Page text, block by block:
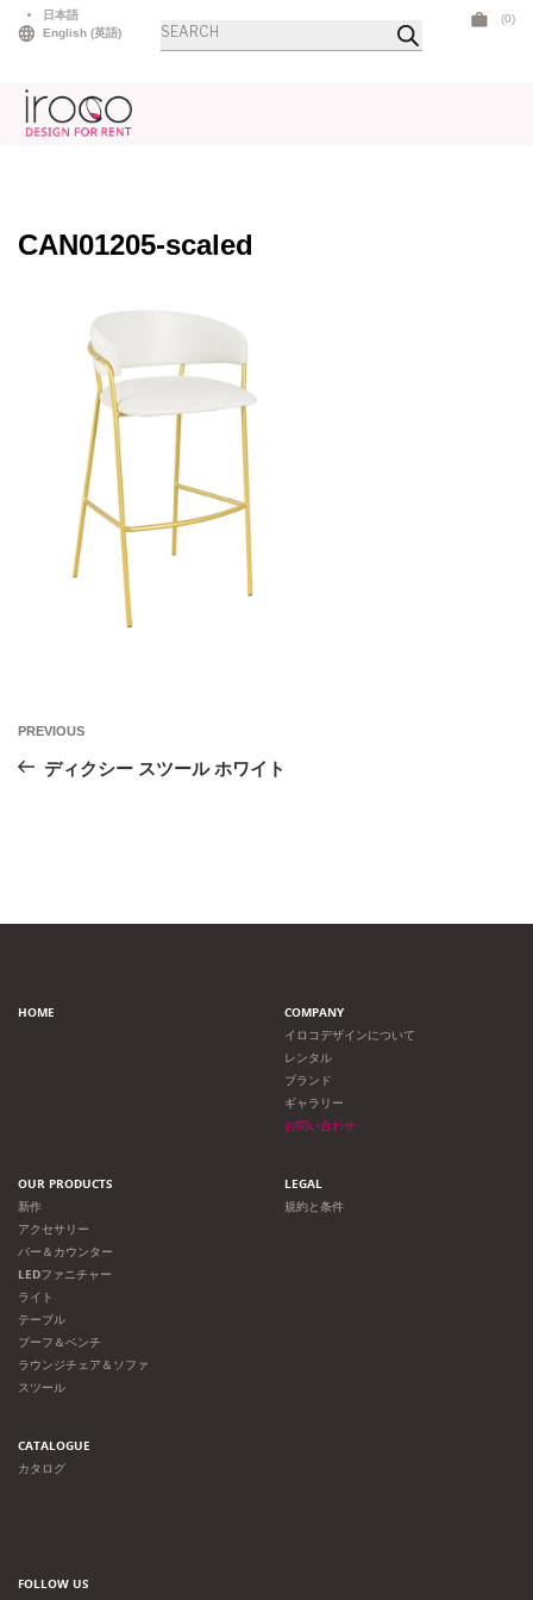
日本語
English (英語)
Products
search
(0)
CAN01205-scaled
投
稿
ゲ
シ
Previous
PREVIOUS
ディクシー スツール ホワイト
HOME
COMPANY
イロコデザインについて
レンタル
ブランド
ギャラリー
お問い合わせ
OUR PRODUCTS
新作
アクセサリー
バー＆カウンター
LEDファニチャー
ライト
テーブル
プーフ＆ベンチ
ラウンジチェア＆ソファ
スツール
LEGAL
規約と条件
CATALOGUE
カタログ
FOLLOW US